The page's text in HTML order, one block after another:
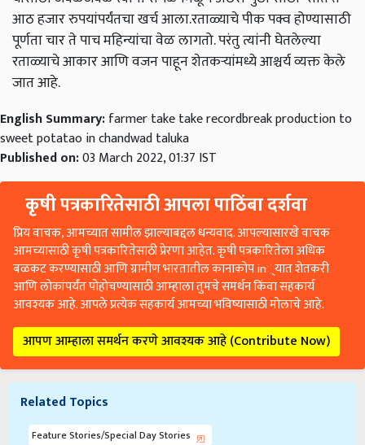
आठ हजार रुपयांपर्यंतचा खर्च आला.रताळ्याचे पीक पक्व होण्यासाठी
पूर्णता चार ते पाच महिन्यांचा वेळ लागतो. परंतु त्यांनी घेतलेल्या
रताळ्याचे आकार आणि वजन पाहून शेतकऱ्यांमध्ये आश्चर्य व्यक्त केले
जात आहे.
English Summary:farmer take take recordbreak production to
sweet potatao in chandwad taluka
Published on:03 March 2022, 01:37 IST
कृषी पत्रकारितेसाठी आपला पाठिंबा दर्शवा
प्रिय वाचक, आमच्यात सामील झाल्याबद्दल धन्यवाद. आपल्यासारखे वाचक
आमच्यासाठी कृषी पत्रकारितेसाठी प्रेरणा आहेत. कृषी पत्रकारितेला अधिक
बळकट करण्यासाठी आणि ग्रामीण भारतातील कानाकोप in्यात शेतकरी
आणि लोकांपर्यंत पोहोचण्यासाठी आम्हाला तुमचे समर्थन किंवा सहकार्य
आवश्यक आहे. आपले प्रत्येक सहकार्य आमच्या भविष्यासाठी मोलाचे आहे.
आपण आम्हाला समर्थन करणे आवश्यक आहे (Contribute Now)
Related Topics
Feature Stories/Special Day Stories